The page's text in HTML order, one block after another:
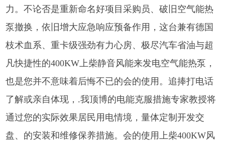
力。不论否是重新命名好项目采购员、破旧空气能热
泵撤换，依旧增大应急响应预备作用，这台兼有德国
枝术血系、重卡级强劲有力心房、极尽汽车省油与超
凡快捷性的400KW上柴静音风能来发电空气能热泵，
也是您并不意味着后悔不已的会的使用。追捧打电话
了解或亲自体现，.我顶博的电能克服措施专家教授将
通过您的实际效果居民用电情境，量体定制开发交
盘、的安装和维修保养措施。会的使用上柴400KW风